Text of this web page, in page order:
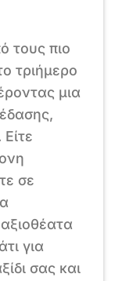
τους πιο
τριήμερο
μια
σε
για
σας και